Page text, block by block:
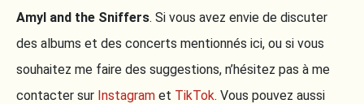
Amyl and the Sniffers. Si vous avez envie de discuter
des albums et des concerts mentionnés ici, ou si vous
souhaitez me faire des suggestions, n’hésitez pas à me
contacter sur Instagram et TikTok. Vous pouvez aussi